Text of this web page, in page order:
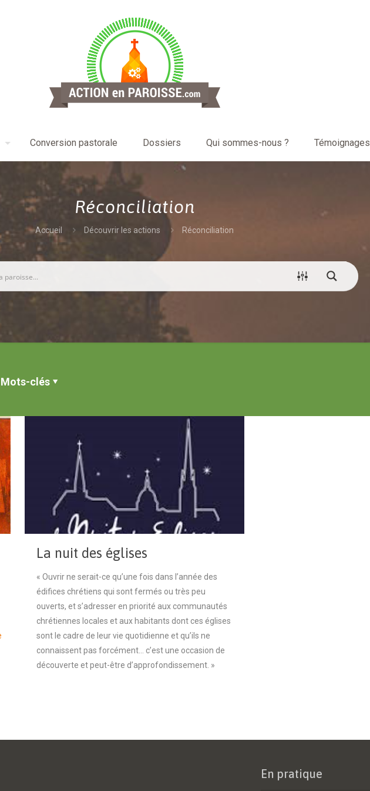
Conversion pastorale Dossiers Qui sommes-nous ? Témoignages
Réconciliation
Accueil Découvrir les actions Réconciliation
Mots-clés
La nuit des églises
« Ouvrir ne serait-ce qu’une fois dans l’année des
édifices chrétiens qui sont fermés ou très peu
ouverts, et s’adresser en priorité aux communautés
chrétiennes locales et aux habitants dont ces églises
sont le cadre de leur vie quotidienne et qu’ils ne
connaissent pas forcément... c’est une occasion de
découverte et peut-être d’approfondissement. »
En pratique